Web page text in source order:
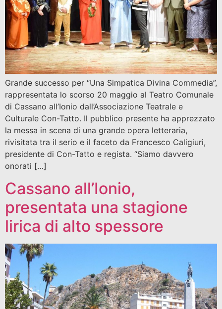
Grande successo per “Una Simpatica Divina Commedia”,
rappresentata lo scorso 20 maggio al Teatro Comunale
di Cassano all’Ionio dall’Associazione Teatrale e
Culturale Con-Tatto. Il pubblico presente ha apprezzato
la messa in scena di una grande opera letteraria,
rivisitata tra il serio e il faceto da Francesco Caligiuri,
presidente di Con-Tatto e regista. “Siamo davvero
onorati […]
Cassano all’Ionio,
presentata una stagione
lirica di alto spessore